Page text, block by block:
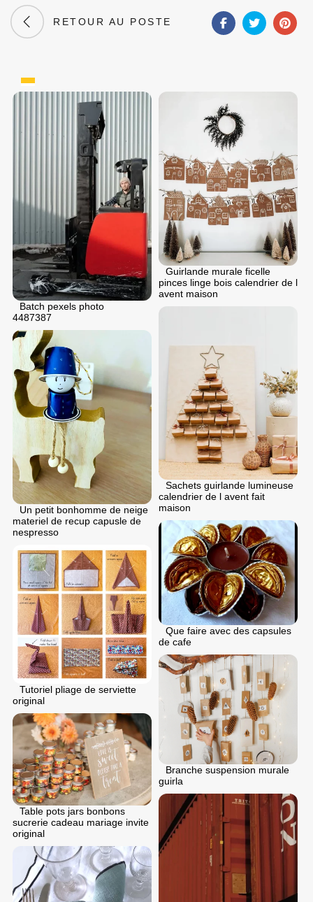
RETOUR AU POSTE
Batch pexels photo
4487387
Guirlande murale ficelle
pinces linge bois calendrier de l
avent maison
Sachets guirlande lumineuse
calendrier de l avent fait
maison
Un petit bonhomme de neige
materiel de recup capusle de
nespresso
Que faire avec des capsules
de cafe
Tutoriel pliage de serviette
original
Branche suspension murale
guirla
Table pots jars bonbons
sucrerie cadeau mariage invite
original